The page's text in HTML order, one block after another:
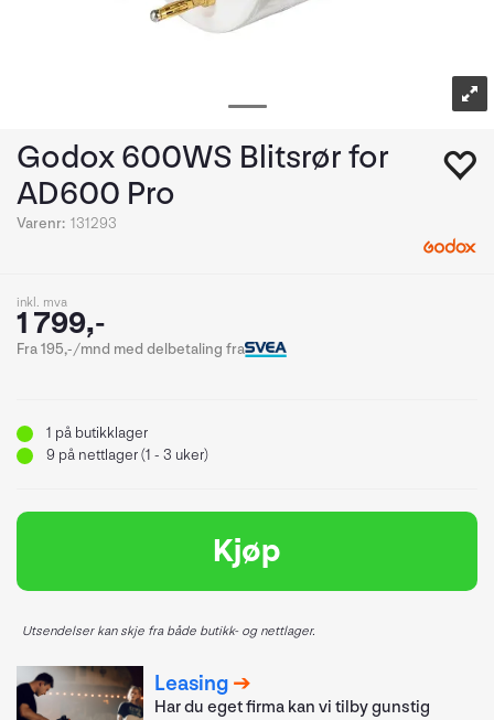
Godox 600WS Blitsrør for
AD600 Pro
Varenr: 131293
inkl. mva
1 799,-
Fra 195,-/mnd med delbetaling fra
1 på butikklager
9 på nettlager (1 - 3 uker)
Kjøp
Utsendelser kan skje fra både butikk- og nettlager.
Leasing
Har du eget firma kan vi tilby gunstig